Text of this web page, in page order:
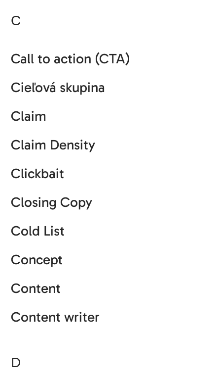
C
Call to action (CTA)
Cieľová skupina
Claim
Claim Density
Clickbait
Closing Copy
Cold List
Concept
Content
Content writer
D